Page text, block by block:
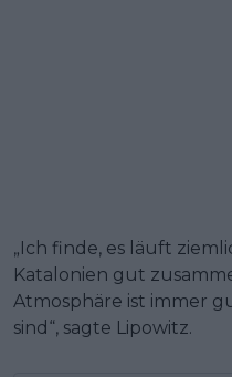
„Ich finde, es läuft
Katalonien gut
Atmosphäre ist immer
sind“, sagte Lipowitz.